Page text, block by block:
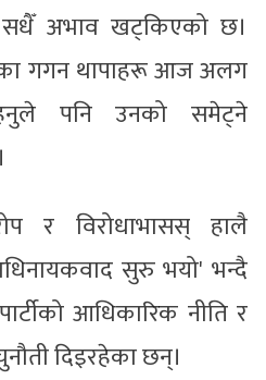
अभाव खट्किएको छ।
गगन थापाहरू आज अलग
पनि उनको समेट्ने
र विरोधाभासस् हालै
अधिनायकवाद सुरु भयो' भन्दै
आधिकारिक नीति र
दिइरहेका छन्।